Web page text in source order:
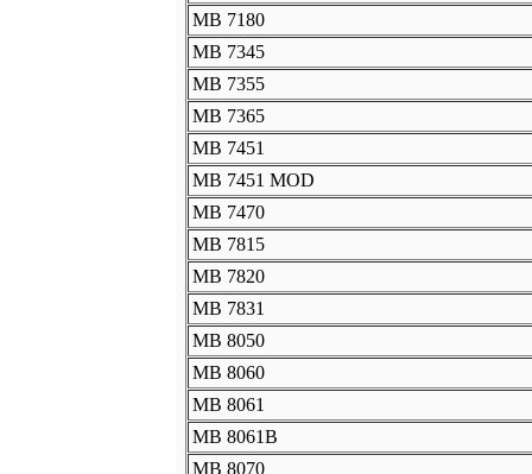
MB 7180
MB 7345
MB 7355
MB 7365
MB 7451
MB 7451 MOD
MB 7470
MB 7815
MB 7820
MB 7831
MB 8050
MB 8060
MB 8061
MB 8061В
MB 8070